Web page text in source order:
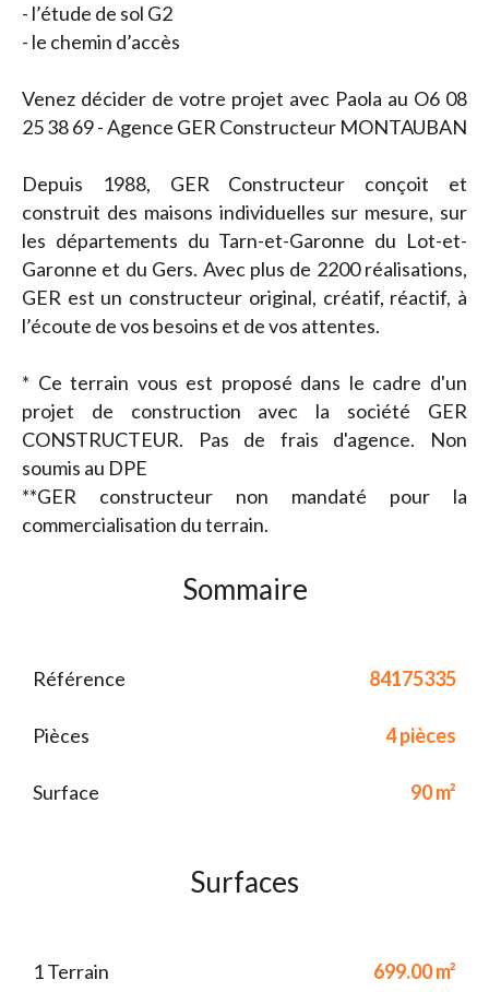
- l’étude de sol G2
- le chemin d’accès
Venez décider de votre projet avec Paola au O6 08
25 38 69 - Agence GER Constructeur MONTAUBAN
Depuis 1988, GER Constructeur conçoit et
construit des maisons individuelles sur mesure, sur
les départements du Tarn-et-Garonne du Lot-et-
Garonne et du Gers. Avec plus de 2200 réalisations,
GER est un constructeur original, créatif, réactif, à
l’écoute de vos besoins et de vos attentes.
* Ce terrain vous est proposé dans le cadre d'un
projet de construction avec la société GER
CONSTRUCTEUR. Pas de frais d'agence. Non
soumis au DPE
**GER constructeur non mandaté pour la
commercialisation du terrain.
Sommaire
Référence 84175335
Pièces 4 pièces
Surface 90 m²
Surfaces
1 Terrain 699.00 m²